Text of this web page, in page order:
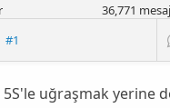
#1
36,771 mesaj
5S'le uğraşmak yerine